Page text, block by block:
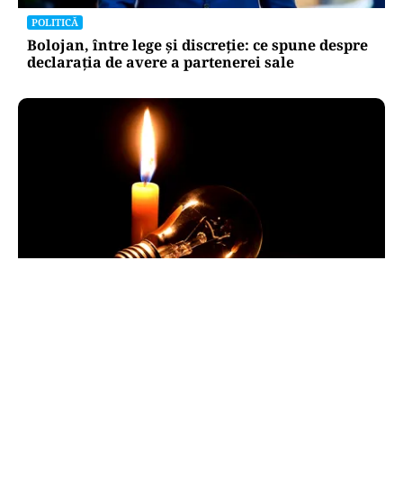
POLITICĂ
Bolojan, între lege și discreție: ce spune despre
declarația de avere a partenerei sale